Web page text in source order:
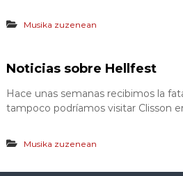
Musika zuzenean
Noticias sobre Hellfest
Hace unas semanas recibimos la
tampoco podríamos visitar Clisson
Musika zuzenean